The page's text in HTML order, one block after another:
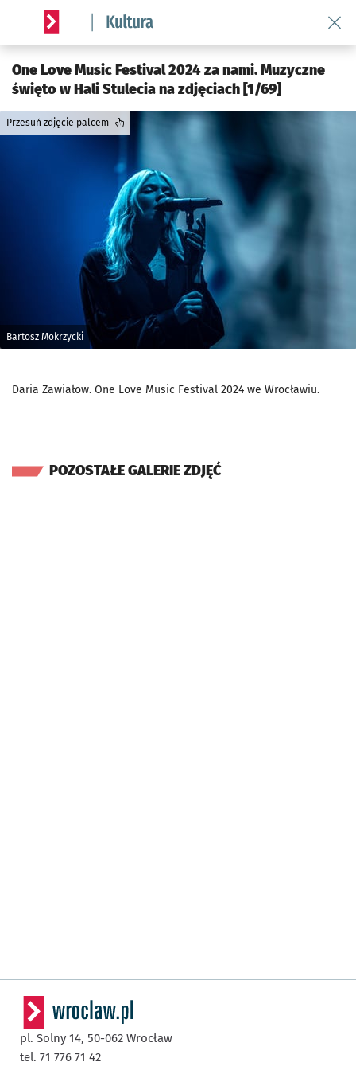
Serwis informacyjny wroclaw.pl podserwis: Kultura
One Love Music Festival 2024 za nami. Muzyczne
święto w Hali Stulecia na zdjęciach [1/69]
Bartosz Mokrzycki
Przesuń zdjęcie palcem
Daria Zawiałow. One Love Music Festival 2024 we Wrocławiu.
POZOSTAŁE GALERIE ZDJĘĆ
pl. Solny 14, 50-062 Wrocław
tel. 71 776 71 42